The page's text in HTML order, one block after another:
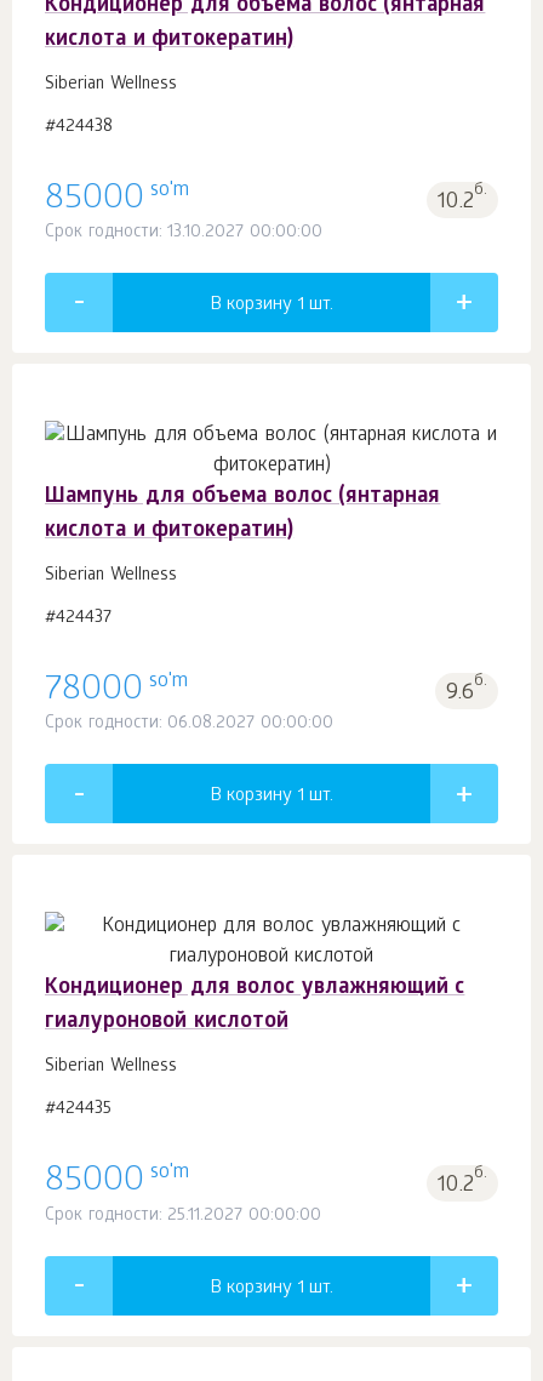
Кондиционер для объема волос (янтарная
кислота и фитокератин)
Siberian Wellness
#424438
85000 so'm 10.2б.
Срок годности: 13.10.2027 00:00:00
В корзину 1 шт.
Шампунь для объема волос (янтарная
кислота и фитокератин)
Siberian Wellness
#424437
78000 so'm 9.6б.
Срок годности: 06.08.2027 00:00:00
В корзину 1 шт.
Кондиционер для волос увлажняющий с
гиалуроновой кислотой
Siberian Wellness
#424435
85000 so'm 10.2б.
Срок годности: 25.11.2027 00:00:00
В корзину 1 шт.